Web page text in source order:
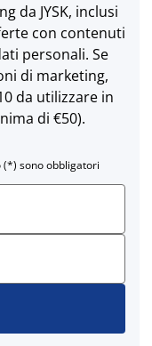
da JYSK, inclusi
con contenuti
personali. Se
di marketing,
da utilizzare in
di €50).
(*) sono obbligatori